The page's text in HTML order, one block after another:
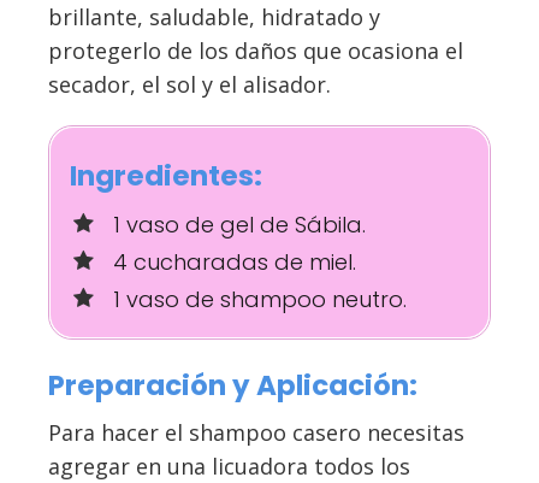
brillante, saludable, hidratado y
protegerlo de los daños que ocasiona el
secador, el sol y el alisador.
Ingredientes:
1 vaso de gel de Sábila.
4 cucharadas de miel.
1 vaso de shampoo neutro.
Preparación y Aplicación:
Para hacer el shampoo casero necesitas
agregar en una licuadora todos los